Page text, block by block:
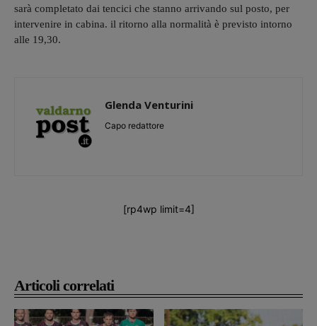
Articoli correlati
sarà completato dai tencici che stanno arrivando sul posto, per
intervenire in cabina. il ritorno alla normalità è previsto intorno
alle 19,30.
Glenda Venturini
Capo redattore
[rp4wp limit=4]